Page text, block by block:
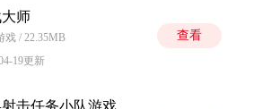
师
戏 / 22.35MB
19更新
查看
击任务小队游戏